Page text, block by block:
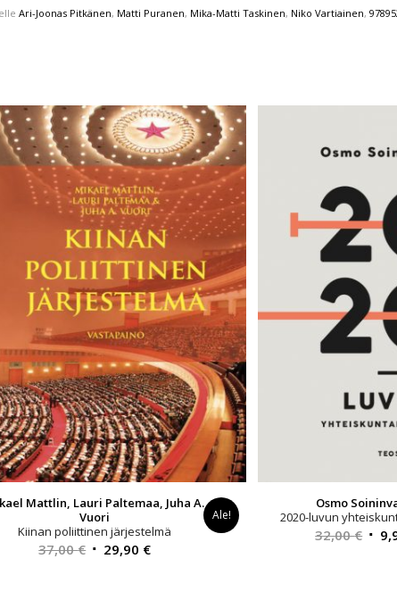
Ari-Joonas Pitkänen, Matti Puranen, Mika-Matti Taskinen, Niko Vartiainen,
Mattlin, Lauri Paltemaa, Juha A.
Vuori
Kiinan poliittinen järjestelmä
37,00€ Alkuperäinen
29,90 €Nykyinen
Ale!
Osmo
2020-luvun
32,00€